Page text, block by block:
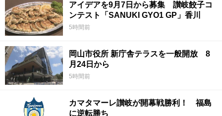
アイデアを9月7日から募集 讃岐餃子コ
ンテスト「SANUKI GYO1 GP」香川
5時間前
岡山市役所 新庁舎テラスを一般開放 8
月24日から
5時間前
カマタマーレ讃岐が開幕戦勝利！ 福島
に逆転勝ち